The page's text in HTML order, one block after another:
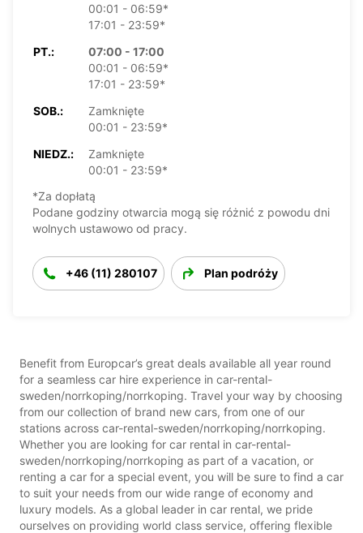
00:01 - 06:59*
17:01 - 23:59*
PT.:
07:00 - 17:00
00:01 - 06:59*
17:01 - 23:59*
SOB.:
Zamknięte
00:01 - 23:59*
NIEDZ.:
Zamknięte
00:01 - 23:59*
*Za dopłatą
Podane godziny otwarcia mogą się różnić z powodu dni
wolnych ustawowo od pracy.
+46 (11) 280107 Plan podróży
Benefit from Europcar’s great deals available all year round
for a seamless car hire experience in car-rental-
sweden/norrkoping/norrkoping. Travel your way by choosing
from our collection of brand new cars, from one of our
stations across car-rental-sweden/norrkoping/norrkoping.
Whether you are looking for car rental in car-rental-
sweden/norrkoping/norrkoping as part of a vacation, or
renting a car for a special event, you will be sure to find a car
to suit your needs from our wide range of economy and
luxury models. As a global leader in car rental, we pride
ourselves on providing world class service, offering flexible